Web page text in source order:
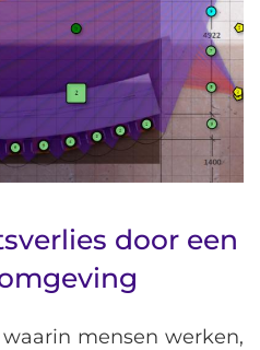
door een
mensen werken,